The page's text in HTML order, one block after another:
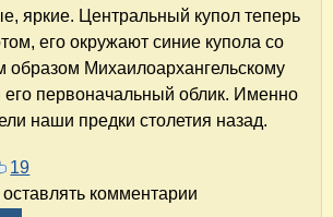
яркие. Центральный купол теперь
его окружают синие купола со
образом Михаило­архангельскому
его первоначальный облик. Именно
наши предки столетия назад.
Бронницы. Купола храма Михаила
19
комментарии